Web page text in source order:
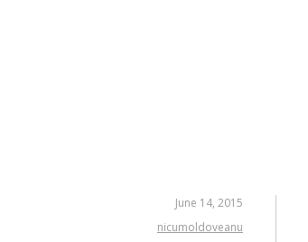
June 14, 2015
nicumoldoveanu